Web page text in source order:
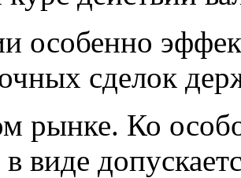
особенно
сделок
рынке. Ко
виде